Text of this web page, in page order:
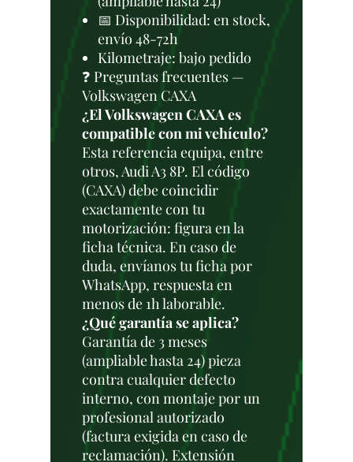
📅 Disponibilidad: en stock,
envío 48-72h
Kilometraje: bajo pedido
❓ Preguntas frecuentes —
Volkswagen CAXA
¿El Volkswagen CAXA es
compatible con mi vehículo?
Esta referencia equipa, entre
otros, Audi A3 8P. El código
(CAXA) debe coincidir
exactamente con tu
motorización: figura en la
ficha técnica. En caso de
duda, envíanos tu ficha por
WhatsApp, respuesta en
menos de 1h laborable.
¿Qué garantía se aplica?
Garantía de 3 meses
(ampliable hasta 24) pieza
contra cualquier defecto
interno, con montaje por un
profesional autorizado
(factura exigida en caso de
reclamación). Extensión